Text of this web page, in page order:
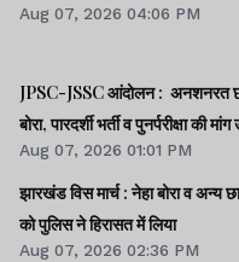
Aug 07, 2026 04:06 PM
JPSC-JSSC आंदोलन : अनशनरत
बोरा, पारदर्शी भर्ती व पुनर्परीक्षा की
Aug 07, 2026 01:01 PM
झारखंड विस मार्च : नेहा बोरा व अन्य छात्र नेताओं पर स्याही फेंकने वाले
को पुलिस ने हिरासत में लिया
Aug 07, 2026 02:36 PM